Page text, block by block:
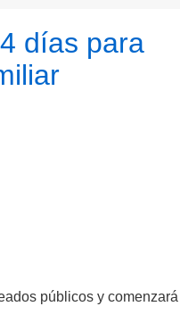
días para
públicos y